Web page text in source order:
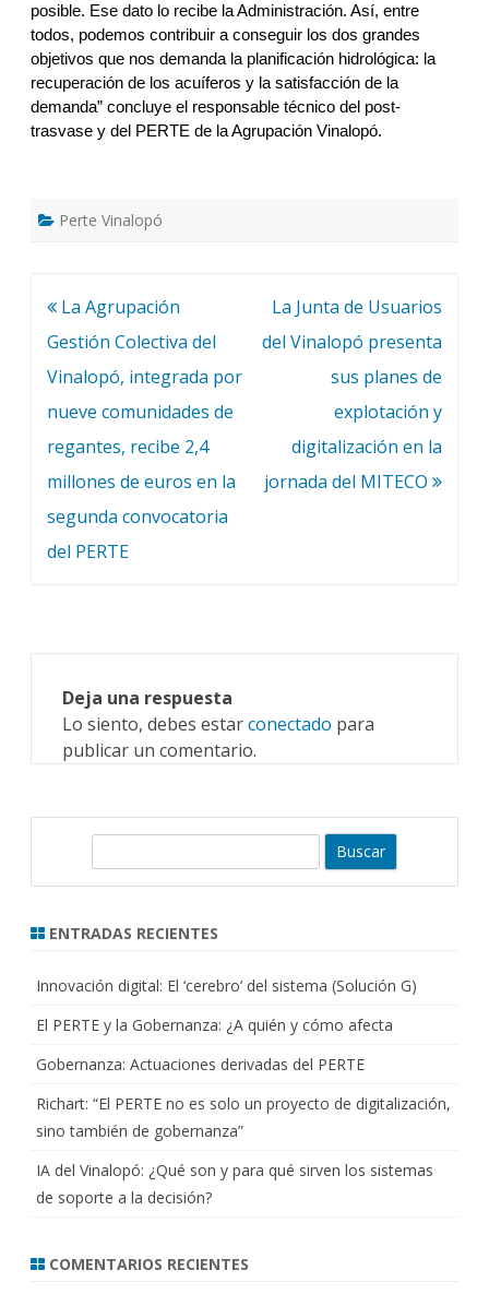
posible. Ese dato lo recibe la Administración. Así, entre
todos, podemos contribuir a conseguir los dos grandes
objetivos que nos demanda la planificación hidrológica: la
recuperación de los acuíferos y la satisfacción de la
demanda” concluye el responsable técnico del post-
trasvase y del PERTE de la Agrupación Vinalopó.
Perte Vinalopó
Navegación
de
entradas
La Agrupación
Gestión Colectiva del
Vinalopó, integrada por
nueve comunidades de
regantes, recibe 2,4
millones de euros en la
segunda convocatoria
del PERTE
La Junta de Usuarios
del Vinalopó presenta
sus planes de
explotación y
digitalización en la
jornada del MITECO
Deja una respuesta
Lo siento, debes estarconectado para
publicar un comentario.
c
ENTRADAS RECIENTES
Innovación digital: El ‘cerebro’ del sistema (Solución G)
El PERTE y la Gobernanza: ¿A quién y cómo afecta
Gobernanza: Actuaciones derivadas del PERTE
Richart: “El PERTE no es solo un proyecto de digitalización,
sino también de gobernanza”
IA del Vinalopó: ¿Qué son y para qué sirven los sistemas
de soporte a la decisión?
COMENTARIOS RECIENTES